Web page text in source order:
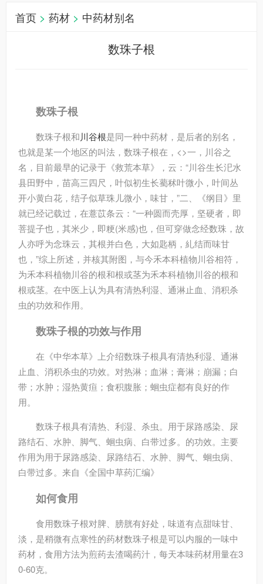
首页 > 药材 > 中药材别名
数珠子根
数珠子根
数珠子根和川谷根是同一种中药材，是后者的别名，
也就是某一个地区的叫法，数珠子根在，<>一，川谷之
名，目前最早的记录于《救荒本草》，云：“川谷生长汜水
县田野中，苗高三四尺，叶似初生长薥秫叶微小，叶间丛
开小黄白花，结子似草珠儿微小，味甘，”二、《纲目》里
就已经记载过，在薏苡条云：“一种圆而壳厚，坚硬者，即
菩提子也，其米少，即粳(米感)也，但可穿做念经数珠，故
人亦呼为念珠云，其根并白色，大如匙柄，糺结而味甘
也，”综上所述，并核其附图，与今禾本科植物川谷相符，
为禾本科植物川谷的根和根或茎为禾本科植物川谷的根和
根或茎。在中医上认为具有清热利湿、通淋止血、消积杀
虫的功效和作用。
数珠子根的功效与作用
在《中华本草》上介绍数珠子根具有清热利湿、通淋
止血、消积杀虫的功效。对热淋；血淋；膏淋；崩漏；白
带；水肿；湿热黄疸；食积腹胀；蛔虫症都有良好的作
用。
数珠子根具有清热、利湿、杀虫。用于尿路感染、尿
路结石、水肿、脚气、蛔虫病、白带过多。的功效。主要
作用为用于尿路感染、尿路结石、水肿、脚气、蛔虫病、
白带过多。 来自《全国中草药汇编》
如何食用
食用数珠子根对脾、膀胱有好处，味道有点甜味甘、
淡，是稍微有点寒性的药材数珠子根是可以内服的一味中
药材，食用方法为煎药去渣喝药汁，每天本味药材用量在3
0-60克。